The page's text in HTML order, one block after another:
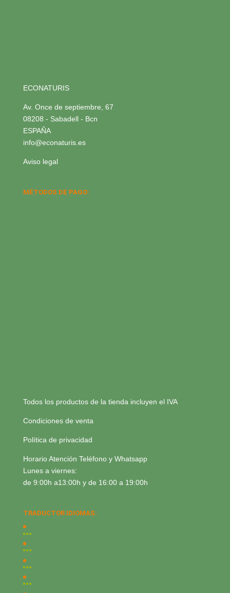
ECONATURIS
Av. Once de septiembre, 67
08208 - Sabadell - Bcn
ESPAÑA
info@econaturis.es
Aviso legal
MÉTODOS DE PAGO:
Todos los productos de la tienda incluyen el IVA
Condiciones de venta
Política de privacidad
Horario Atención Teléfono y Whatsapp
Lunes a viernes:
de 9:00h a13:00h y de 16:00 a 19:00h
TRADUCTOR IDIOMAS: